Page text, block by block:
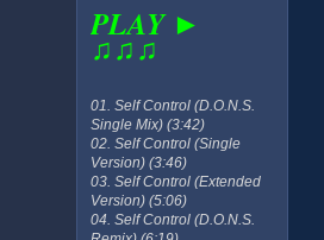
PLAY ►
♫♫♫
01. Self Control (D.O.N.S.
Single Mix) (3:42)
02. Self Control (Single
Version) (3:46)
03. Self Control (Extended
Version) (5:06)
04. Self Control (D.O.N.S.